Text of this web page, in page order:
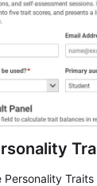
Personality